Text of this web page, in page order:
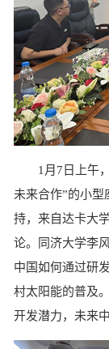
1月7日上午
未来合作”的小
持，来自达卡大
论。同济大学李
中国如何通过研
村太阳能的普及
开发潜力，未来